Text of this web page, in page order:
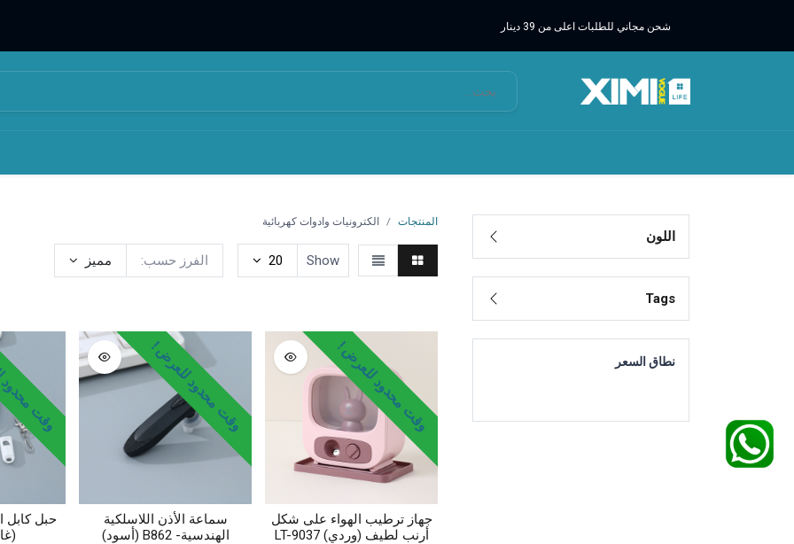
شحن مجاني للطلبات اعلى من 39 دينار
اللون
Tags
نطاق السعر
المنتجات الكترونيات وادوات كهربائية
الفرز حسب: مميز Show
20
وقت محدود للعرض !
جهاز ترطيب الهواء على شكل
أرنب لطيف (وردي) LT-9037
وقت محدود للعرض !
سماعة الأذن اللاسلكية
الهندسية- B862 (أسود)
وقت